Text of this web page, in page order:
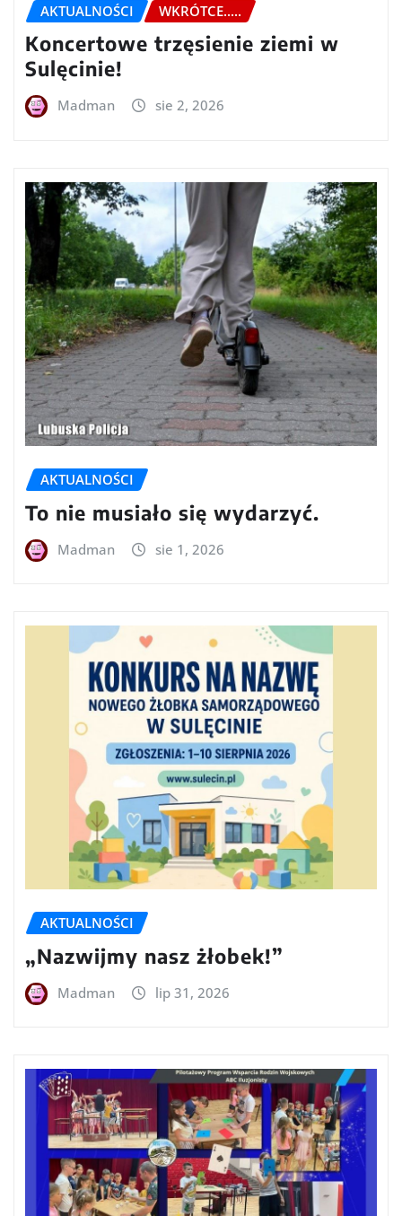
AKTUALNOŚCI WKRÓTCE.....
Koncertowe trzęsienie ziemi w
Sulęcinie!
Madman sie 2, 2026
AKTUALNOŚCI
To nie musiało się wydarzyć.
Madman sie 1, 2026
AKTUALNOŚCI
„Nazwijmy nasz żłobek!”
Madman lip 31, 2026